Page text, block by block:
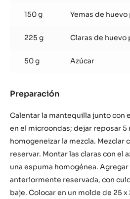
150 g Yemas de
225 g Claras de huevo
50 g Azúcar
Preparación
de
chocolate
Calentar la mantequilla junto con
en el microondas; dejar reposar 5
homogeneizar la mezcla. Mezclar
reservar. Montar las claras con el
una espuma homogénea. Agregar
anteriormente reservada, con
baje. Colocar en un molde de 25 x